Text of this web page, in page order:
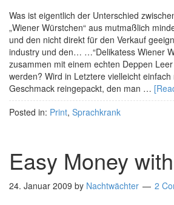
Was ist eigentlich der Unterschied
„Wiener Würstchen“ aus mutmaßlich
und den nicht direkt für den Verkauf
industry und den… …“Delikatess Wiener
zusammen mit einem echten Deppen
werden? Wird in Letztere vielleicht
Geschmack reingepackt, den man …
Posted in: Print, Sprachkrank
Easy Money
24. Januar 2009 by Nachtwächter 2